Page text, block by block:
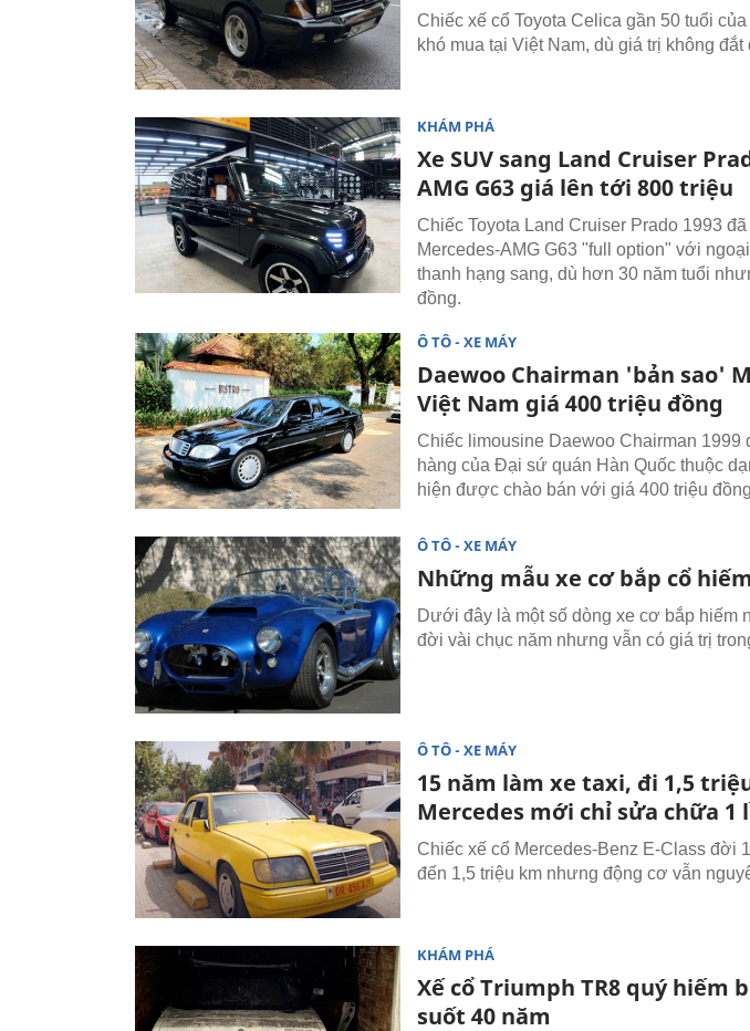
Chiếc xế cổ Toyota Celica gần 50 tuổi
khó mua tại Việt Nam, dù giá trị không
KHÁM PHÁ
Xe SUV sang Land Cruiser
AMG G63 giá lên tới 800 triệu
Chiếc Toyota Land Cruiser Prado 1993
Mercedes-AMG G63 "full option" với
thanh hạng sang, dù hơn 30 năm tuổi
đồng.
Ô TÔ - XE MÁY
Daewoo Chairman 'bản sao'
Việt Nam giá 400 triệu đồng
Chiếc limousine Daewoo Chairman
hàng của Đại sứ quán Hàn Quốc thuộc
hiện được chào bán với giá 400 triệu
Ô TÔ - XE MÁY
Những mẫu xe cơ bắp cổ
Dưới đây là một số dòng xe cơ bắp hiếm
đời vài chục năm nhưng vẫn có giá trị
Ô TÔ - XE MÁY
15 năm làm xe taxi, đi 1,5
Mercedes mới chỉ sửa chữa 1
Chiếc xế cổ Mercedes-Benz E-Class đời
đến 1,5 triệu km nhưng động cơ vẫn
KHÁM PHÁ
Xế cổ Triumph TR8 quý hiếm
suốt 40 năm